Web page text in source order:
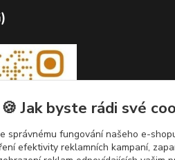
🍪 Jak byste rádi své
správnému fungování našeho e-
efektivity reklamních kampaní,